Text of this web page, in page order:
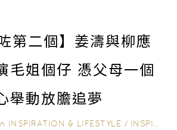
第二個】姜濤與柳應
毛姐個仔 憑父母一個
舉動放膽追夢
INSPIRATION & LIFESTYLE / INSPIRING STORIES